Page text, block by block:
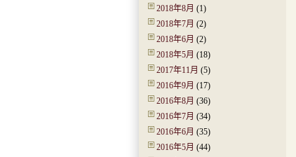
2018年8月 (1)
2018年7月 (2)
2018年6月 (2)
2018年5月 (18)
2017年11月 (5)
2016年9月 (17)
2016年8月 (36)
2016年7月 (34)
2016年6月 (35)
2016年5月 (44)